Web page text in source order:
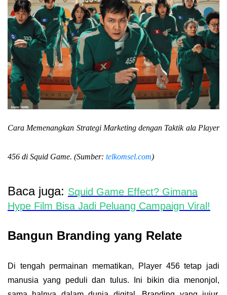
Cara Memenangkan Strategi Marketing dengan Taktik ala Player
456 di Squid Game. (Sumber: telkomsel.com)
Baca juga: Squid Game Effect? Gimana
Hype Film Bisa Jadi Peluang Campaign Viral!
Bangun Branding yang Relate
Di tengah permainan mematikan, Player 456 tetap jadi
manusia yang peduli dan tulus. Ini bikin dia menonjol,